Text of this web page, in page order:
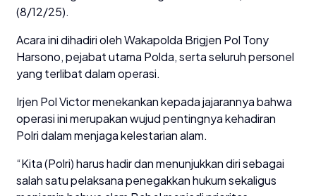
(8/12/25).
Acara ini dihadiri oleh Wakapolda Brigjen Pol Tony
Harsono, pejabat utama Polda, serta seluruh personel
yang terlibat dalam operasi.
Irjen Pol Victor menekankan kepada jajarannya bahwa
operasi ini merupakan wujud pentingnya kehadiran
Polri dalam menjaga kelestarian alam.
“Kita (Polri) harus hadir dan menunjukkan diri sebagai
salah satu pelaksana penegakkan hukum sekaligus